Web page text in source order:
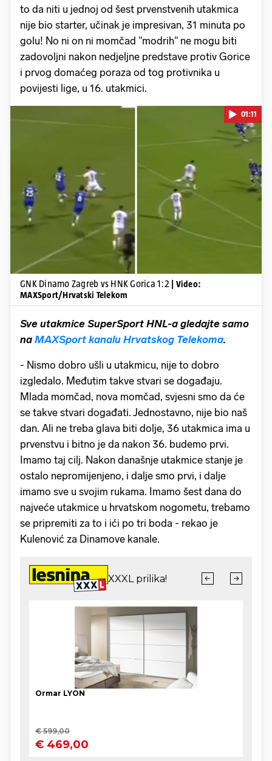
to da niti u jednoj od šest prvenstvenih utakmica
nije bio starter, učinak je impresivan, 31 minuta po
golu! No ni on ni momčad "modrih" ne mogu biti
zadovoljni nakon nedjeljne predstave protiv Gorice
i prvog domaćeg poraza od tog protivnika u
povijesti lige, u 16. utakmici.
01:11
GNK Dinamo Zagreb vs HNK Gorica 1:2
| Video:
MAXSport/Hrvatski Telekom
Sve utakmice SuperSport HNL-a gledajte samo
na MAXSport kanalu Hrvatskog Telekoma.
- Nismo dobro ušli u utakmicu, nije to dobro
izgledalo. Međutim takve stvari se događaju.
Mlada momčad, nova momčad, svjesni smo da će
se takve stvari događati. Jednostavno, nije bio naš
dan. Ali ne treba glava biti dolje, 36 utakmica ima u
prvenstvu i bitno je da nakon 36. budemo prvi.
Imamo taj cilj. Nakon današnje utakmice stanje je
ostalo nepromijenjeno, i dalje smo prvi, i dalje
imamo sve u svojim rukama. Imamo šest dana do
najveće utakmice u hrvatskom nogometu, trebamo
se pripremiti za to i ići po tri boda - rekao je
Kulenović za Dinamove kanale.